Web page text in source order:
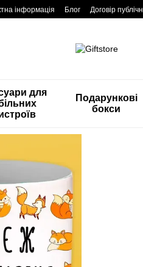
інформація Блог Договір
для
Подарункові
бокси